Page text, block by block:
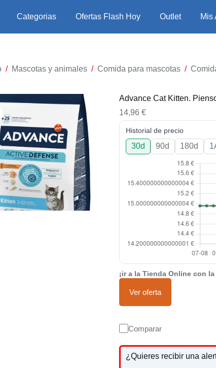
Categorias Ofertas Flash Hoy Outlet Mis
/ Mascotas y animales / Comida para mascotas /
Advance Cat Kitten.
14,96€
Historial de precio
30d 90d 180d
¡ir a la Tienda Online con
Ver oferta
Comparar
¿Quieres recibir una